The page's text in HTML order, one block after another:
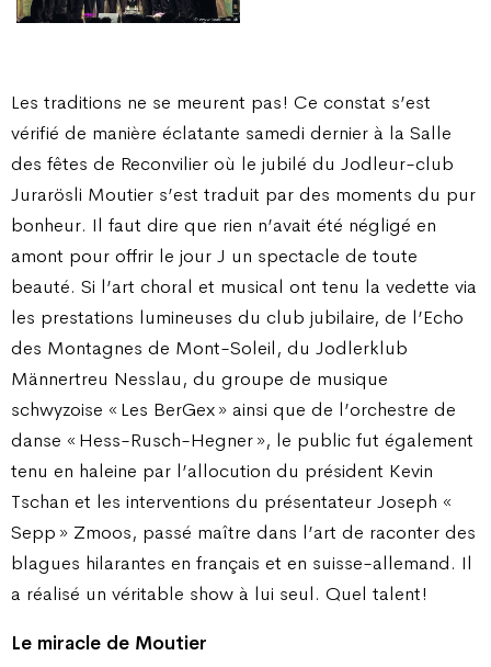
Les traditions ne se meurent pas ! Ce constat s’est
vérifié de manière éclatante samedi dernier à la Salle
des fêtes de Reconvilier où le jubilé du Jodleur-club
Jurarösli Moutier s’est traduit par des moments du pur
bonheur. Il faut dire que rien n’avait été négligé en
amont pour offrir le jour J un spectacle de toute
beauté. Si l’art choral et musical ont tenu la vedette via
les prestations lumineuses du club jubilaire, de l’Echo
des Montagnes de Mont-Soleil, du Jodlerklub
Männertreu Nesslau, du groupe de musique
schwyzoise « Les BerGex » ainsi que de l’orchestre de
danse « Hess-Rusch-Hegner », le public fut également
tenu en haleine par l’allocution du président Kevin
Tschan et les interventions du présentateur Joseph «
Sepp » Zmoos, passé maître dans l’art de raconter des
blagues hilarantes en français et en suisse-allemand. Il
a réalisé un véritable show à lui seul. Quel talent !
Le miracle de Moutier